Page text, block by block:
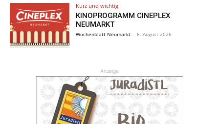
Kurz und wichtig
KINOPROGRAMM CINEPLEX
NEUMARKT
Wochenblatt Neumarkt - 6. August 2026
Anzeige